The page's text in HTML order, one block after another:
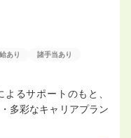
あり 諸手当あり
るサポートのもと、
多彩なキャリアプラン